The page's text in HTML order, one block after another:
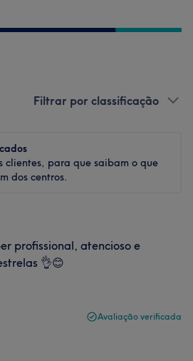
Filtrar por classificação
clientes, para que saibam o que
dos centros.
profissional, atencioso e
👌😊
Avaliação verificada